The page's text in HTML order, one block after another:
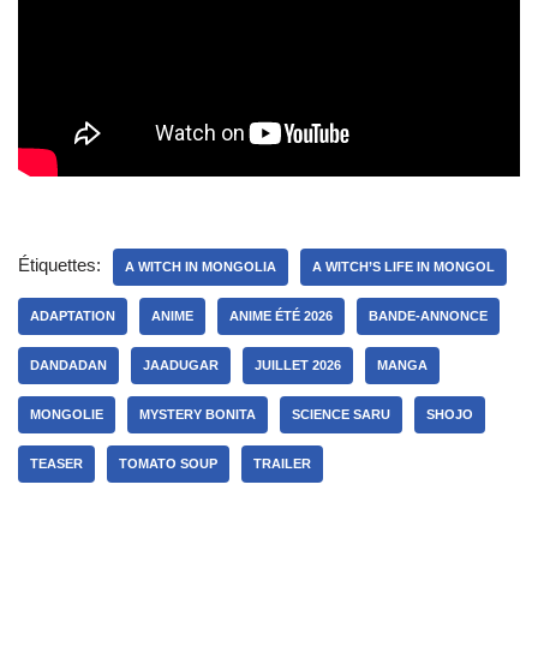
Étiquettes: A WITCH IN MONGOLIA A WITCH’S LIFE IN MONGOL
ADAPTATION ANIME ANIME ÉTÉ 2026 BANDE-ANNONCE
DANDADAN JAADUGAR JUILLET 2026 MANGA
MONGOLIE MYSTERY BONITA SCIENCE SARU SHOJO
TEASER TOMATO SOUP TRAILER